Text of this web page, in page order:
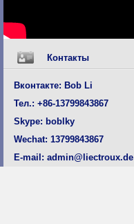
Контакты
Вконтакте: Bob Li
Тел.: +86-13799843867
Skype: boblky
Wechat: 13799843867
E-mail: admin@liectroux.de